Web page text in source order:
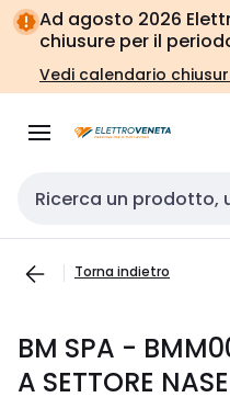
Vai alla
navigazione
Vai
alla
pagina
Ad agosto 2026
chiusure per il
Vedi calendario
Cerca input
Torna indietro
BM SPA -
A SETTORE